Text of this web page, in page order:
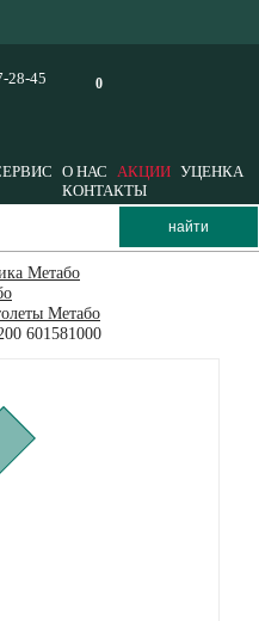
0
28-45
О НАС АКЦИИ УЦЕНКА
КОНТАКТЫ
Метабо
Метабо
601581000